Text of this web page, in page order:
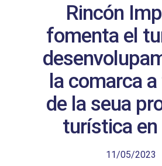
Rincón
fomenta el
la comarca
de la seua
turística
11/05/2023